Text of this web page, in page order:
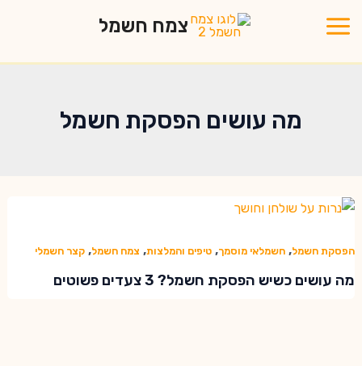
לתוכן
צמח חשמל
מה עושים הפסקת חשמל
הפסקת חשמל, חשמלאי מוסמך, טיפים והמלצות, צמח חשמל, קצר חשמלי
מה עושים כשיש הפסקת חשמל? 3 צעדים פשוטים